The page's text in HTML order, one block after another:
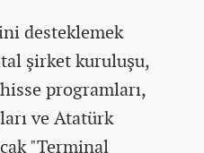
desteklemek
şirket kuruluşu,
programları,
ve Atatürk
"Terminal